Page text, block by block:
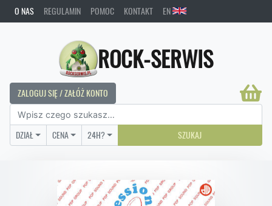
O NAS REGULAMIN POMOC KONTAKT EN
ROCK-SERWIS
ZALOGUJ SIĘ / ZAŁÓŻ KONTO
DZIAŁ CENA 24H? SZUKAJ